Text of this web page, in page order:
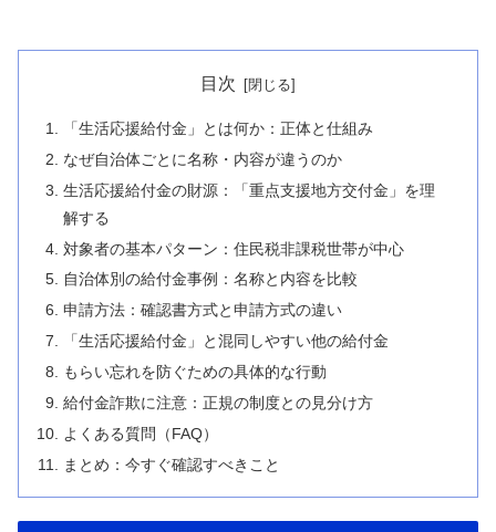
目次
「生活応援給付金」とは何か：正体と仕組み
なぜ自治体ごとに名称・内容が違うのか
生活応援給付金の財源：「重点支援地方交付金」を理
解する
対象者の基本パターン：住民税非課税世帯が中心
自治体別の給付金事例：名称と内容を比較
申請方法：確認書方式と申請方式の違い
「生活応援給付金」と混同しやすい他の給付金
もらい忘れを防ぐための具体的な行動
給付金詐欺に注意：正規の制度との見分け方
よくある質問（FAQ）
まとめ：今すぐ確認すべきこと